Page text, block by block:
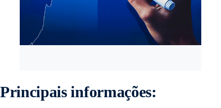
Principais informações: